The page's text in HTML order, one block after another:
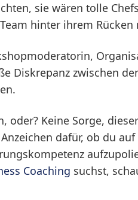
sie wären tolle
hinter ihrem
Diskrepanz zwischen
oder? Keine Sorge,
dafür, ob du
Coaching suchst,